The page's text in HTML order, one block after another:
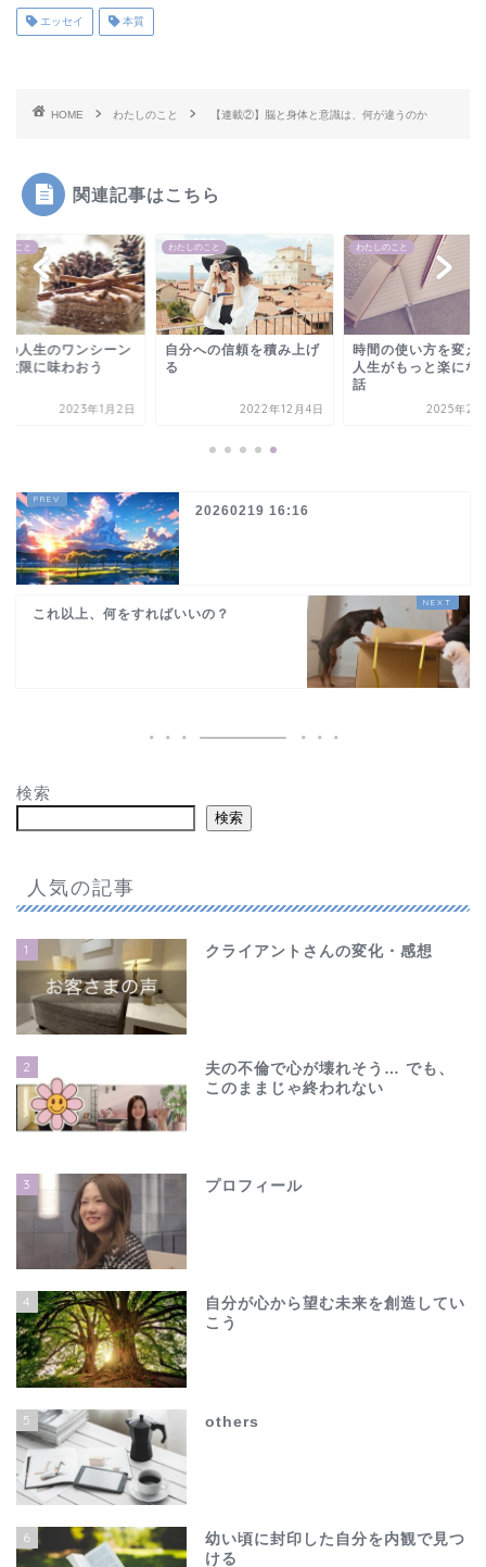
エッセイ 本質
HOME わたしのこと 【連載②】脳と身体と意識は、何が違うのか
関連記事はこちら
ン
わたしのこと
自分への信頼を積み上げ
る
2022年12月4日
わたしのこと
時間の使い方を変えたら
人生がもっと楽になった
2025年2月27日
わたしのこと
疫病神
私に会
20260219 16:16
これ以上、何をすればいいの？
検索
検索
人気の記事
1 クライアントさんの変化・感想
2
夫の不倫で心が壊れそう… でも、
このままじゃ終われない
3 プロフィール
4
自分が心から望む未来を創造してい
こう
5 others
6
幼い頃に封印した自分を内観で見つ
ける
夫の不倫で心が壊れそう…
でも、このままじゃ終わ